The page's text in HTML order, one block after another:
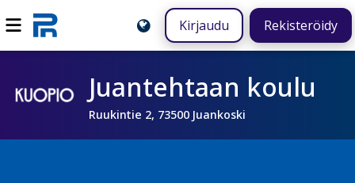
Kirjaudu Rekisteröidy
Juantehtaan koulu
Ruukintie 2, 73500 Juankoski